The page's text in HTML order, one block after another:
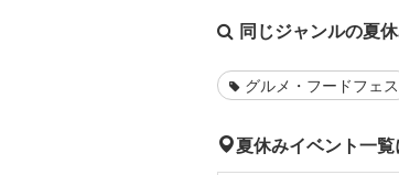
同じジャンルの夏
グルメ・フードフェス
夏休みイベント一覧